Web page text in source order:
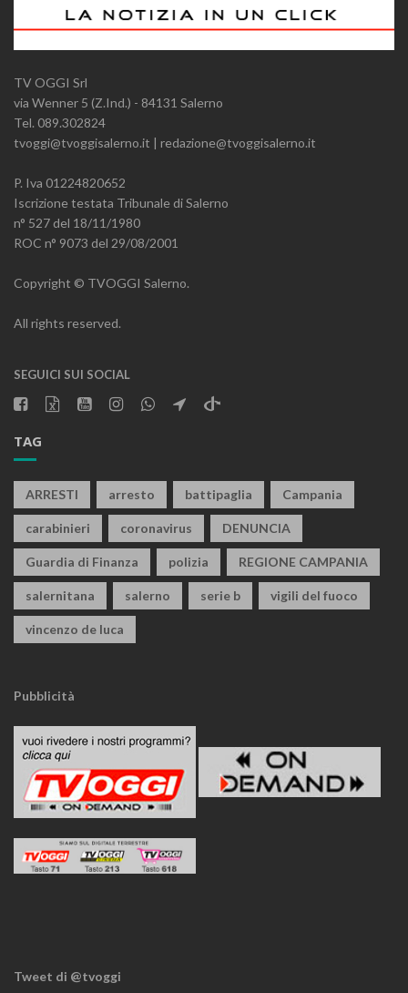
TV OGGI Srl
via Wenner 5 (Z.Ind.) - 84131 Salerno
Tel. 089.302824
tvoggi@tvoggisalerno.it | redazione@tvoggisalerno.it
P. Iva 01224820652
Iscrizione testata Tribunale di Salerno
n° 527 del 18/11/1980
ROC n° 9073 del 29/08/2001
Copyright © TVOGGI Salerno.
All rights reserved.
SEGUICI SUI SOCIAL
TAG
ARRESTI arresto battipaglia Campania
carabinieri coronavirus DENUNCIA
Guardia di Finanza polizia REGIONE CAMPANIA
salernitana salerno serie b vigili del fuoco
vincenzo de luca
Pubblicità
Tweet di @tvoggi